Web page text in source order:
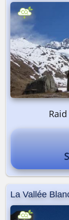
La Vallée